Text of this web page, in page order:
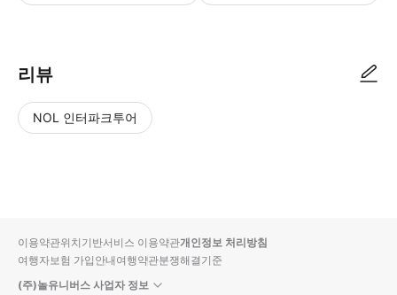
리뷰
NOL 인터파크투어
입니
다.
순
상
이용약관위치기반서비스 이용약관개인정보 처리방침
여행자보험 가입안내여행약관분쟁해결기준
(주)놀유니버스 사업자 정보